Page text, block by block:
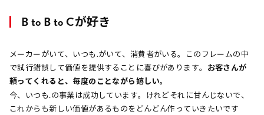
B to B to Cが好き
メーカーがいて、いつも.がいて、消費者がいる。このフレームの中
で試行錯誤して価値を提供することに喜びがあります。 お客さんが
頼ってくれると、毎度のことながら嬉しい。
今、いつも.の事業は成功しています。けれどそれに甘んじないで、
これからも新しい価値があるものをどんどん作っていきたいです